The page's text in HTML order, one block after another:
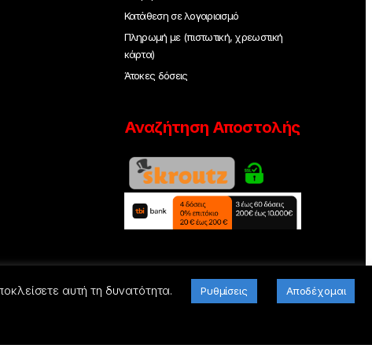
Κατάθεση σε λογαριασμό
Πληρωμή με (πιστωτική, χρεωστική
κάρτα)
Άτοκες δόσεις
Αναζήτηση Αποστολής
αυτή τη δυνατότητα. Ρυθμίσεις Αποδέχομαι